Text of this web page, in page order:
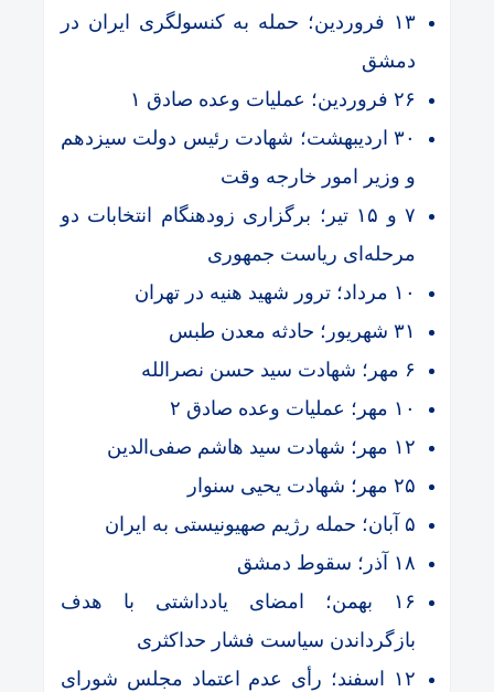
۱۳ فروردین؛ حمله به کنسولگری ایران در
دمشق
۲۶ فروردین؛ عملیات وعده صادق ۱
۳۰ اردیبهشت؛ شهادت رئیس‌ دولت سیزدهم
و وزیر امور خارجه وقت
۷ و ۱۵ تیر؛ برگزاری زودهنگام انتخابات دو
مرحله‌ای ریاست‌ جمهوری
۱۰ مرداد؛ ترور شهید هنیه در تهران
۳۱ شهریور؛ حادثه معدن طبس
۶ مهر؛ شهادت سید حسن نصرالله
۱۰ مهر؛ عملیات وعده صادق ۲
۱۲ مهر؛ شهادت سید هاشم صفی‌الدین
۲۵ مهر؛ شهادت یحیی سنوار
۵ آبان؛ حمله رژیم صهیونیستی به ایران
۱۸ آذر؛ سقوط دمشق
۱۶ بهمن؛ امضای یادداشتی با هدف
بازگرداندن سیاست فشار حداکثری
۱۲ اسفند؛ رأی عدم اعتماد مجلس شورای